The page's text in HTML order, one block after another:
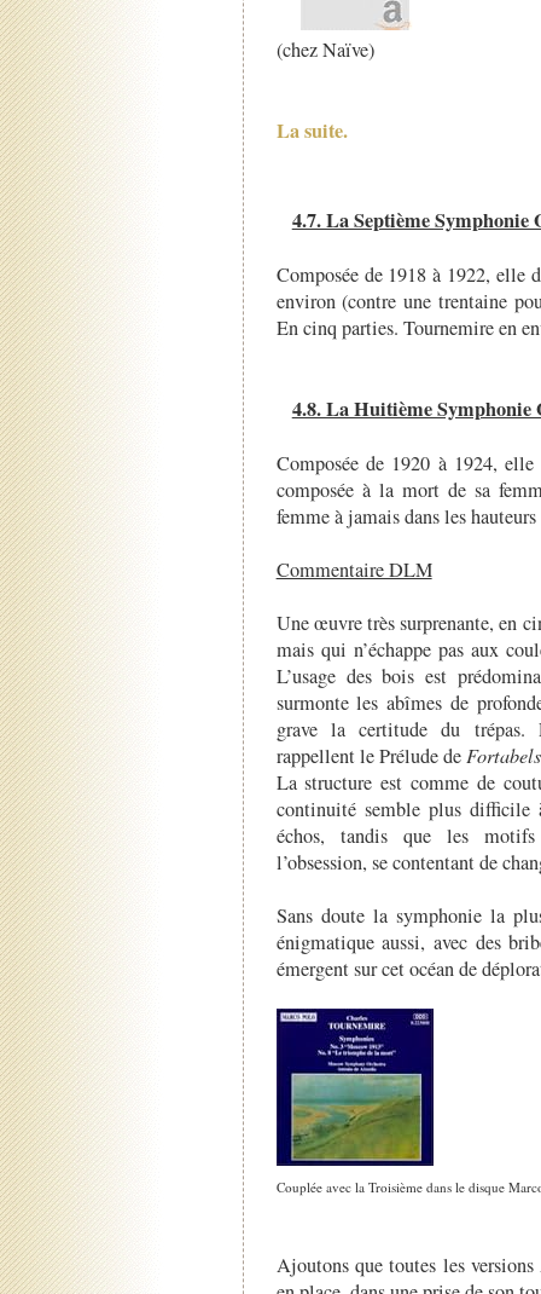
(chez Naïve)
La suite.
4.7. La Septième Symphonie
Composée de 1918 à 1922, elle
environ (contre une trentaine
En cinq parties. Tournemire en
4.8. La Huitième
Composée de 1920 à 1924,
composée à la mort de sa
femme à jamais dans les hauteurs
Commentaire DLM
Une œuvre très surprenante, en
mais qui n’échappe pas aux
L’usage des bois est
surmonte les abîmes de
grave la certitude du trépas.
rappellent le Prélude de
La structure est comme de
continuité semble plus difficile
échos, tandis que les motifs
l’obsession, se contentant de
Sans doute la symphonie la
énigmatique aussi, avec des
émergent sur cet océan de
Couplée avec la Troisième dans le disque
Ajoutons que toutes les